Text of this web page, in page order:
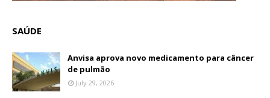
SAÚDE
Anvisa aprova novo medicamento para câncer
de pulmão
July 29, 2026